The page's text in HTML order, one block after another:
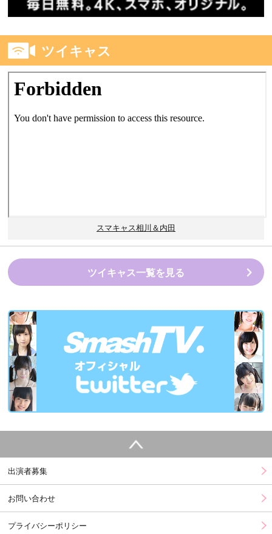
ツイキャス
スマキャス相川＆内田
ツイキャス一覧を見る
出演者募集
お問い合わせ
プライバシーポリシー